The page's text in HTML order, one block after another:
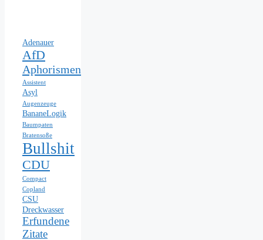
Adenauer
AfD
Aphorismen
Assistent
Asyl
Augenzeuge
BananeLogik
Baumpaten
Bratensoße
Bullshit
CDU
Compact
Copland
CSU
Dreckwasser
Erfundene
Zitate